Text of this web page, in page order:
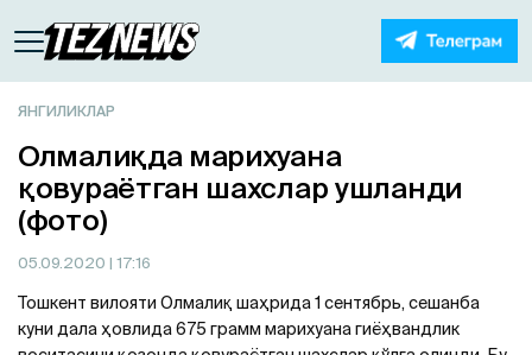
ЯНГИЛИКЛАР
Олмалиқда марихуана
қовураётган шахслар ушланди
(фото)
05.09.2020 | 17:16
Тошкент вилояти Олмалиқ шаҳрида 1 сентябрь, сешанба
куни дала ҳовлида 675 грамм марихуана гиёҳвандлик